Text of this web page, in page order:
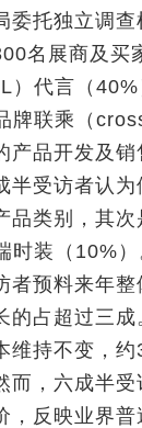
委托独立调
名展商及买
）代言（
牌联乘（
产品开发及
半受访者认为
品类别，其次
时装（10%
者预料来年
的占超过三
维持不变，
而，六成半受
，反映业界